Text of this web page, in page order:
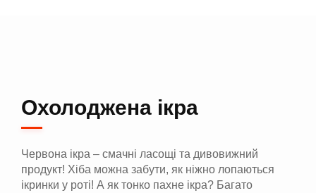
Охолоджена ікра
Червона ікра – смачні ласощі та дивовижний
продукт! Хіба можна забути, як ніжно лопаються
ікринки у роті! А як тонко пахне ікра? Багато